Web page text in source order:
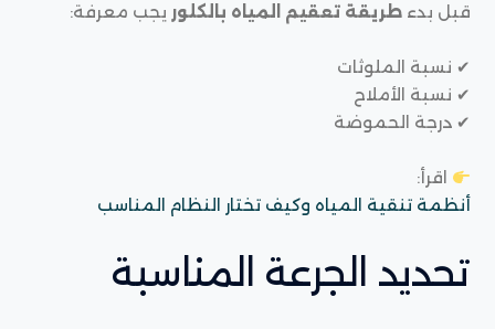
قبل بدءطريقة تعقيم المياه بالكلور يجب معرفة:
✔ نسبة الملوثات
✔ نسبة الأملاح
✔ درجة الحموضة
اقرأ:
أنظمة تنقية المياه وكيف تختار النظام المناسب
تحديد الجرعة المناسبة